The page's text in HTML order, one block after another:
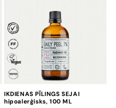
IKDIENAS PĪLINGS SEJAI
hipoalerģisks, 100 ML